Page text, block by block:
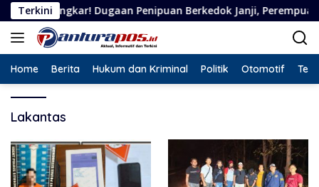
Langsung
ke
konten
Terkini
Dugaan Penipuan Berkedok Janji, Perempuan Asal
Home Berita Hukum dan Kriminal Politik Otomotif
Lakantas